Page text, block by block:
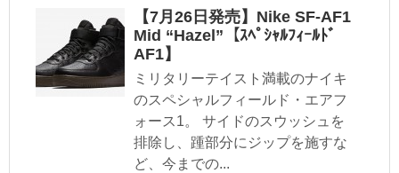
【7月26日発売】Nike SF-AF1
Mid “Hazel”【ｽﾍﾟｼｬﾙﾌｨｰﾙﾄﾞ
AF1】
ミリタリーテイスト満載のナイキ
のスペシャルフィールド・エアフ
ォース1。 サイドのスウッシュを
排除し、踵部分にジップを施すな
ど、今までの...